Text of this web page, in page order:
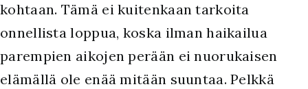
kohtaan. Tämä ei kuitenkaan tarkoita
onnellista loppua, koska ilman haikailua
parempien aikojen perään ei nuorukaisen
elämällä ole enää mitään suuntaa. Pelkkä